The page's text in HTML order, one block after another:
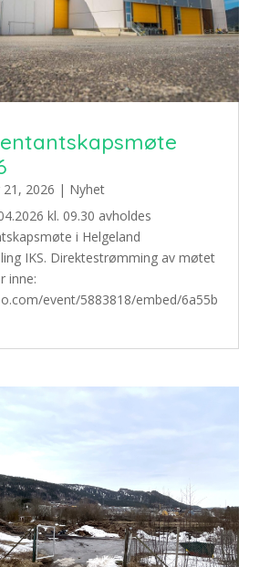
21, 2026 | Nyhet
kl. 09.30 avholdes
i Helgeland
IKS. Direktestrømming av møtet
inne:
event/5883818/embed/6a55b